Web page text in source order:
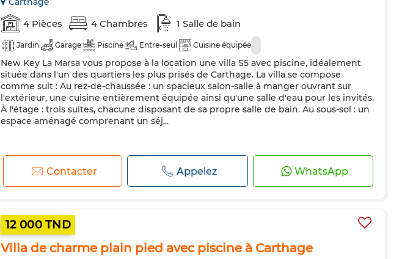
4 Pièces 4 Chambres 1 Salle de bain
Jardin Garage Piscine Entre-seul Cuisine équipée
New Key La Marsa vous propose à la location une villa S5 avec piscine, idéalement
située dans l'un des quartiers les plus prisés de Carthage. La villa se compose
comme suit : Au rez-de-chaussée : un spacieux salon-salle à manger ouvrant sur
l'extérieur, une cuisine entièrement équipée ainsi qu'une salle d'eau pour les invités.
À l'étage : trois suites, chacune disposant de sa propre salle de bain. Au sous-sol : un
espace aménagé comprenant un séj...
Contacter Appelez WhatsApp
12 000 TND
Villa de charme plain pied avec piscine à Carthage